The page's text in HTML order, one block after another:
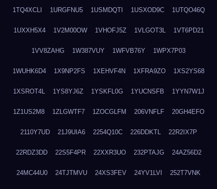
1TQ4XCLI 1URGFNU5 1USMDQTI 1USXOD9C 1UTQO46Q
1UXXH5X4 1V2M00OW 1VHOFJ5Z 1VLGOT3L 1VT6PD21
1VV8ZAHG 1W387VUY 1WFVB76Y 1WPX7P03
1WUHK6D4 1X9NP2FS 1XEHVF4N 1XFRA9ZO 1XS2YS68
1XSROT4L 1YS8YJ6Z 1YSKFL0G 1YUCNSFB 1YYN7W1J
1Z1US2M8 1ZLGWTF7 1ZOCGLFM 206VNFLF 20GH4EFO
2110Y7UD 21J9UIA6 2254Q10C 226DDKTL 22R2IX7P
22RDZ3DD 22S5F4PR 22XXR3UO 232PTAJG 24AZ56D2
24MC44U0 24TJTMVU 24XS3FEV 24YV1LVI 252T7VNK